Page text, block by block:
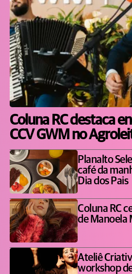
Coluna RC destaca
CCV GWM no
Planalto
café da
Dia dos Pais
Coluna RC
de Manoela
Ateliê
workshop